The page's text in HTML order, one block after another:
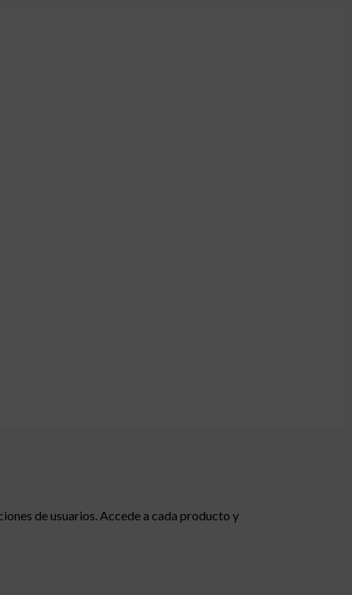
de usuarios. Accede a cada producto y